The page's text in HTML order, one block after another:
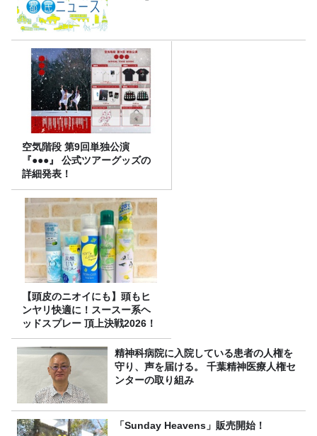
空気階段 第9回単独公演
『●●●』 公式ツアーグッズの
詳細発表！
【頭皮のニオイにも】頭もヒ
ンヤリ快適に！スースー系ヘ
ッドスプレー 頂上決戦2026！
精神科病院に入院している患者の人権を
守り、声を届ける。 千葉精神医療人権セ
ンターの取り組み
「Sunday Heavens」販売開始！